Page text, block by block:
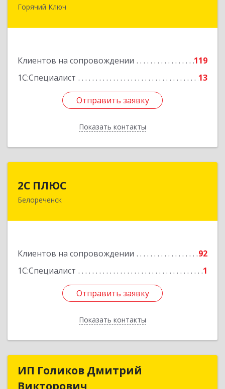
Горячий Ключ
Клиентов на сопровождении
119
1С:Специалист
13
Отправить заявку
Показать контакты
353287, Краснодарский край, Горячий Ключ г,
Отправить заявку
Назад
2С ПЛЮС
Белореченск
Клиентов на сопровождении
92
1С:Специалист
1
Отправить заявку
Показать контакты
352630, Краснодарский край, Белореченский р-
Отправить заявку
Назад
ИП Голиков Дмитрий
Викторович
ИП Голиков Дмитрий